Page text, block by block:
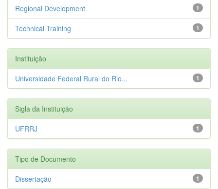
1
Regional Development
1
Technical Training
Instituição
1
Universidade Federal Rural do Rio...
Sigla da Instituição
1
UFRRJ
Tipo de Documento
1
Dissertação